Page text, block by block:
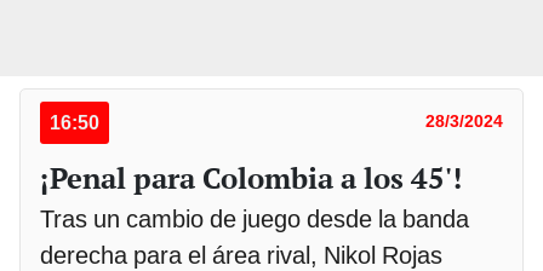
16:50 28/3/2024
¡Penal para Colombia a los 45'!
Tras un cambio de juego desde la banda
derecha para el área rival, Nikol Rojas